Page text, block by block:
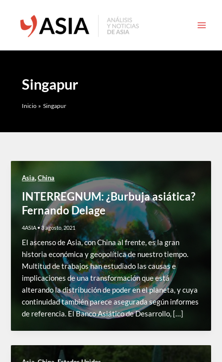
contenido
Singapur
Inicio Singapur
Asia,China
INTERREGNUM: ¿Burbuja asiática?
Fernando Delage
4ASIA •3 agosto, 2021
El ascenso de Asia, con China al frente, es la gran
historia económica y geopolítica de nuestro tiempo.
Multitud de trabajos han estudiado las causas e
implicaciones de una transformación que está
alterando la distribución de poder en el planeta, y cuya
continuidad también parece asegurada según informes
de referencia. El Banco Asiático de Desarrollo, […]